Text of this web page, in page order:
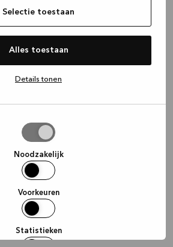
Selectie toestaan
Alles toestaan
Details tonen
Noodzakelijk
Voorkeuren
Statistieken